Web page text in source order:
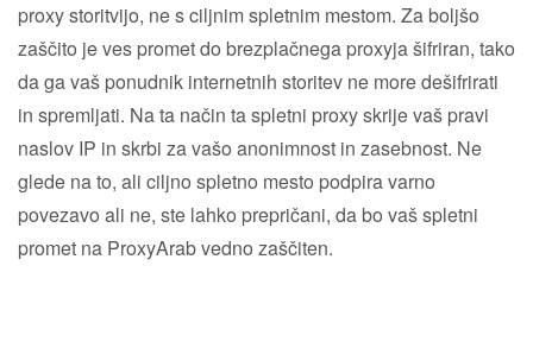
proxy storitvijo, ne s ciljnim spletnim mestom. Za boljšo
zaščito je ves promet do brezplačnega proxyja šifriran, tako
da ga vaš ponudnik internetnih storitev ne more dešifrirati
in spremljati. Na ta način ta spletni proxy skrije vaš pravi
naslov IP in skrbi za vašo anonimnost in zasebnost. Ne
glede na to, ali ciljno spletno mesto podpira varno
povezavo ali ne, ste lahko prepričani, da bo vaš spletni
promet na ProxyArab vedno zaščiten.